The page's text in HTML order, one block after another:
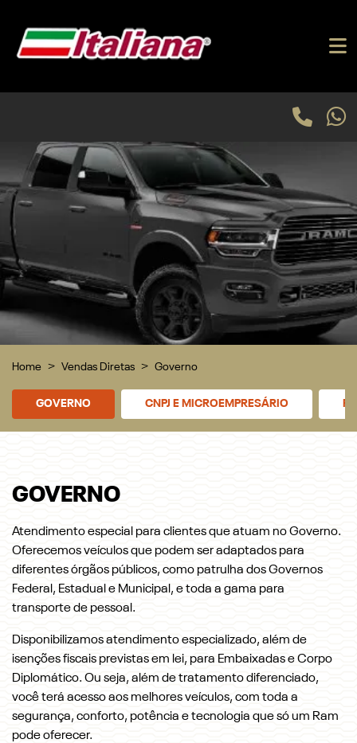
Home Vendas Diretas Governo
CNPJ E MICROEMPRESÁRIO
GOVERNO
GOVERNO
Atendimento especial para clientes que atuam no Governo.
Oferecemos veículos que podem ser adaptados para
diferentes órgãos públicos, como patrulha dos Governos
Federal, Estadual e Municipal, e toda a gama para
transporte de pessoal.
Disponibilizamos atendimento especializado, além de
isenções fiscais previstas em lei, para Embaixadas e Corpo
Diplomático. Ou seja, além de tratamento diferenciado,
você terá acesso aos melhores veículos, com toda a
segurança, conforto, potência e tecnologia que só um Ram
pode oferecer.